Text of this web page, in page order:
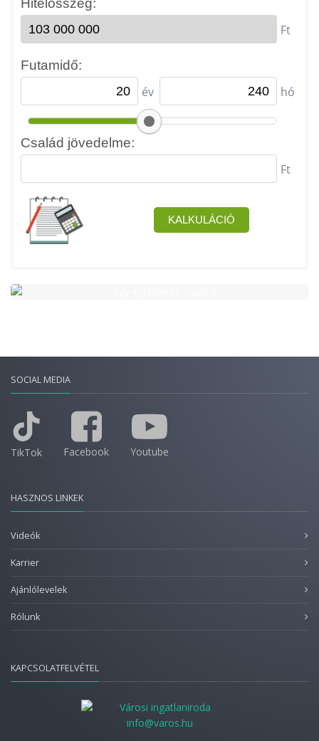
SOCIAL MEDIA
TikTok Facebook Youtube
HASZNOS LINKEK
Videók
Karrier
Ajánlólevelek
Rólunk
KAPCSOLATFELVÉTEL
info@varos.hu